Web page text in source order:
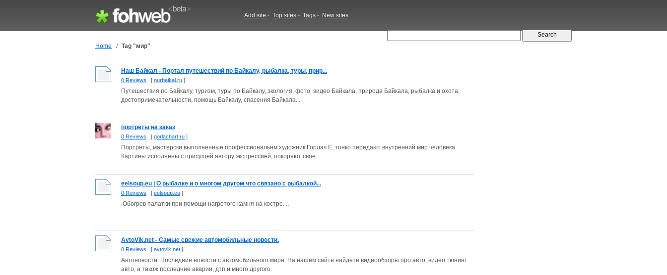
Add site - Top sites - Tags - New sites
Home / Tag "мир"
Наш Байкал - Портал путешествий по Байкалу, рыбалка, туры, прир...
0 Reviews [ ourbaikal.ru ]
Путешествия по Байкалу, туризм, туры по Байкалу, экология, фото, видео Байкала, природа Байкала, рыбалка и охота,
достопримечательности, помощь Байкалу, спасения Байкала...
портреты на заказ
0 Reviews [ gorlachart.ru ]
Портреты, мастерски выполненные профессиональнм художник Горлач Е, тонко передают внутренний мир человека.
Картины исполнены с присущей автору экспрессией, покоряют свое...
eelsoup.eu | О рыбалке и о многом другом что связано с рыбалкой...
0 Reviews [ eelsoup.eu ]
.Обогрев палатки при помощи нагретого камня на костре. ..
AvtoVik.net - Самые свежие автомобильные новости.
0 Reviews [ avtovik.net ]
Автоновости. Последние новости с автомобильного мира. На нашем сайте найдете видеообзоры про авто, видео тюнинг
авто, а також последние аварии, дтп и много другого.